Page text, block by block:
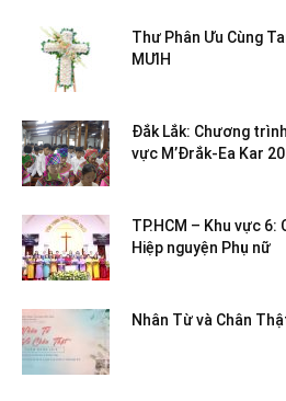
Thư Phân Ưu Cùng
MƯIH
Đắk Lắk: Chương
vực M’Đrắk-Ea Kar
TP.HCM – Khu vực
Hiệp nguyện Phụ nữ
Nhân Từ và Chân